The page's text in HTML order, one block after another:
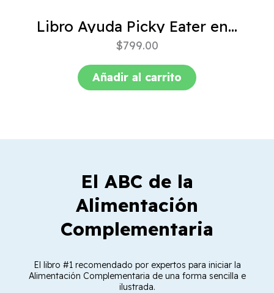
Libro Ayuda Picky Eater en casa
$799.00
Añadir al carrito
El ABC de la
Alimentación
Complementaria
El libro #1 recomendado por expertos para iniciar la
Alimentación Complementaria de una forma sencilla e
ilustrada.